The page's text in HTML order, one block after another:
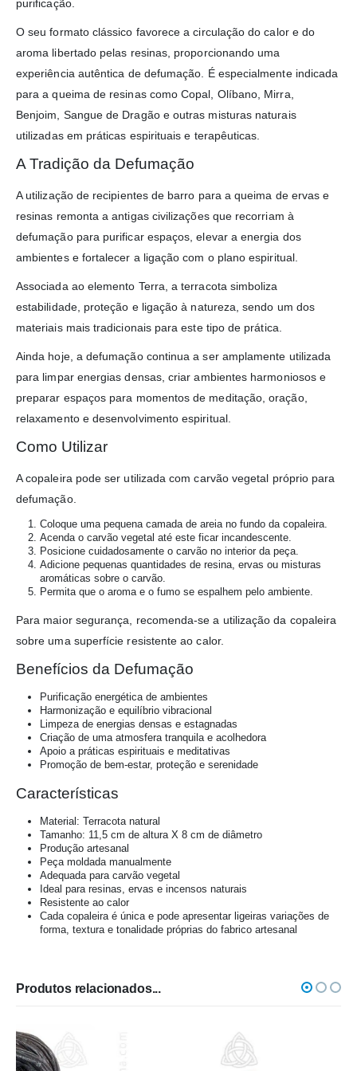
purificação.
O seu formato clássico favorece a circulação do calor e do
aroma libertado pelas resinas, proporcionando uma
experiência autêntica de defumação. É especialmente indicada
para a queima de resinas como Copal, Olíbano, Mirra,
Benjoim, Sangue de Dragão e outras misturas naturais
utilizadas em práticas espirituais e terapêuticas.
A Tradição da Defumação
A utilização de recipientes de barro para a queima de ervas e
resinas remonta a antigas civilizações que recorriam à
defumação para purificar espaços, elevar a energia dos
ambientes e fortalecer a ligação com o plano espiritual.
Associada ao elemento Terra, a terracota simboliza
estabilidade, proteção e ligação à natureza, sendo um dos
materiais mais tradicionais para este tipo de prática.
Ainda hoje, a defumação continua a ser amplamente utilizada
para limpar energias densas, criar ambientes harmoniosos e
preparar espaços para momentos de meditação, oração,
relaxamento e desenvolvimento espiritual.
Como Utilizar
A copaleira pode ser utilizada com carvão vegetal próprio para
defumação.
Coloque uma pequena camada de areia no fundo da copaleira.
Acenda o carvão vegetal até este ficar incandescente.
Posicione cuidadosamente o carvão no interior da peça.
Adicione pequenas quantidades de resina, ervas ou misturas
aromáticas sobre o carvão.
Permita que o aroma e o fumo se espalhem pelo ambiente.
Para maior segurança, recomenda-se a utilização da copaleira
sobre uma superfície resistente ao calor.
Benefícios da Defumação
Purificação energética de ambientes
Harmonização e equilíbrio vibracional
Limpeza de energias densas e estagnadas
Criação de uma atmosfera tranquila e acolhedora
Apoio a práticas espirituais e meditativas
Promoção de bem-estar, proteção e serenidade
Características
Material: Terracota natural
Tamanho: 11,5 cm de altura X 8 cm de diâmetro
Produção artesanal
Peça moldada manualmente
Adequada para carvão vegetal
Ideal para resinas, ervas e incensos naturais
Resistente ao calor
Cada copaleira é única e pode apresentar ligeiras variações de
forma, textura e tonalidade próprias do fabrico artesanal
Produtos relacionados...